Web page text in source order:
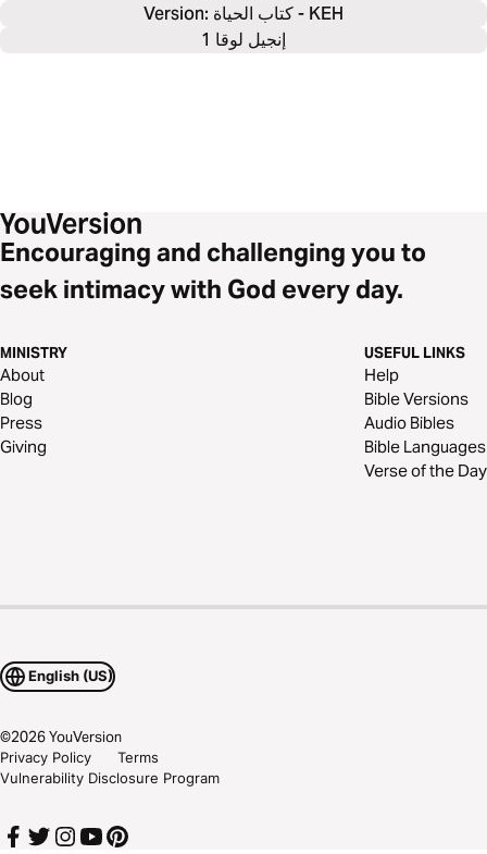
Version: كتاب الحياة - KEH
إنجيل لوقا 1
Encouraging and challenging you to
seek intimacy with God every day.
MINISTRY
About
Blog
Press
Giving
USEFUL LINKS
Help
Bible Versions
Audio Bibles
Bible Languages
Verse of the Day
English (US)
©2026YouVersion
Privacy Policy
Terms
Vulnerability Disclosure Program